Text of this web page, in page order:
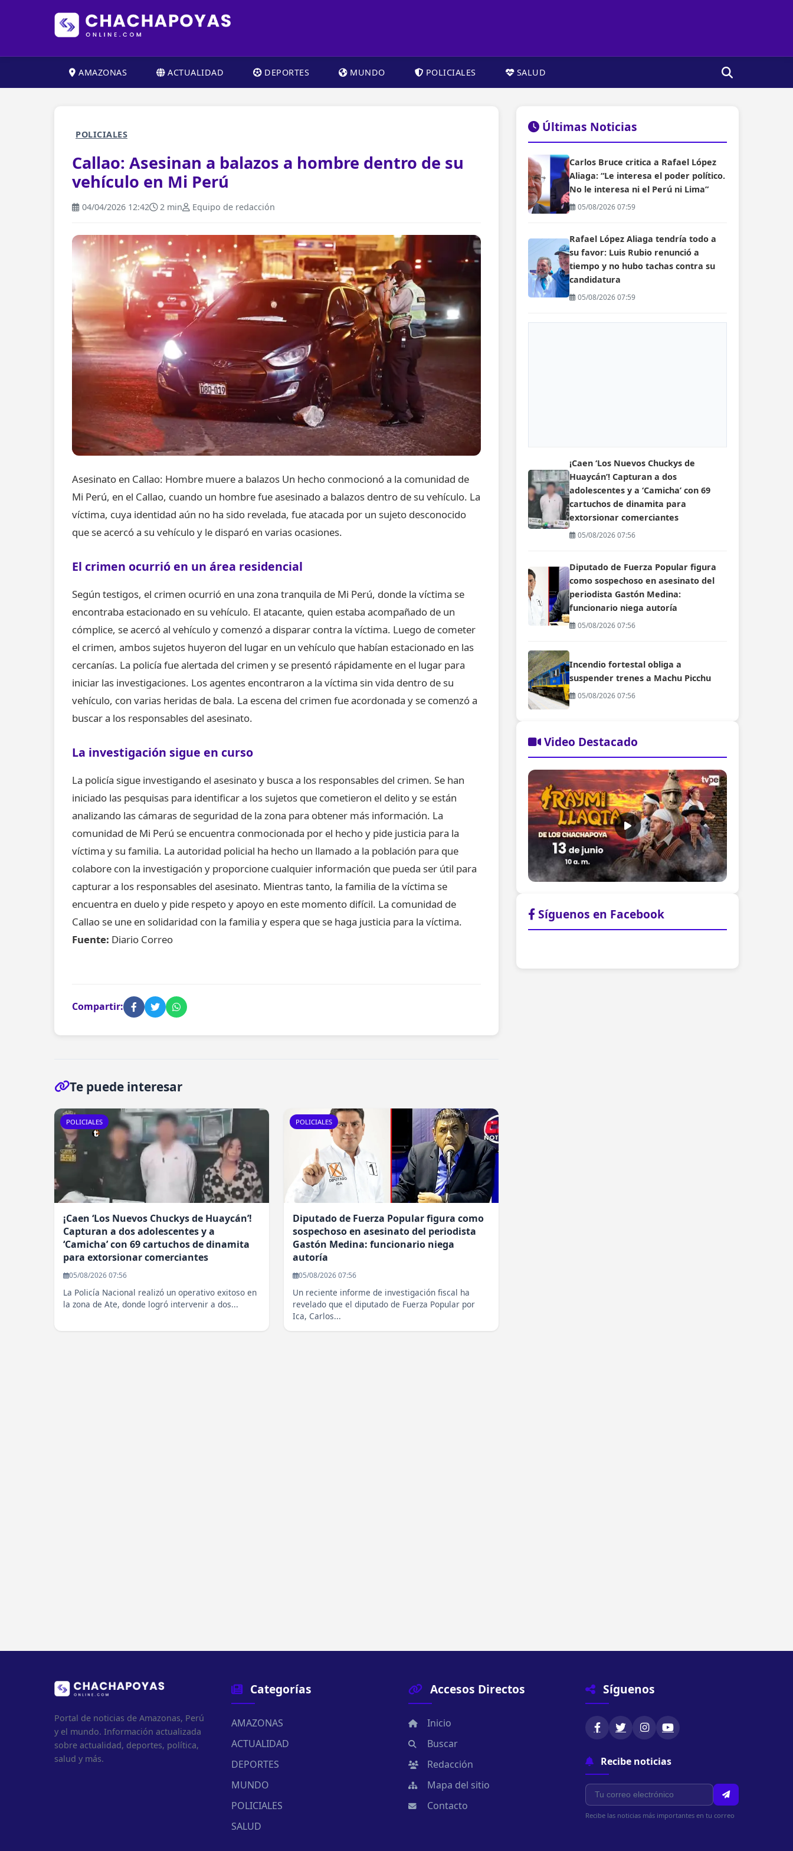
AMAZONAS ACTUALIDAD DEPORTES MUNDO POLICIALES SALUD
POLICIALES
Callao: Asesinan a balazos a hombre dentro de su
vehículo en Mi Perú
04/04/2026 12:42 2 min Equipo de redacción
Asesinato en Callao: Hombre muere a balazos Un hecho conmocionó a la comunidad de
Mi Perú, en el Callao, cuando un hombre fue asesinado a balazos dentro de su vehículo. La
víctima, cuya identidad aún no ha sido revelada, fue atacada por un sujeto desconocido
que se acercó a su vehículo y le disparó en varias ocasiones.
El crimen ocurrió en un área residencial
Según testigos, el crimen ocurrió en una zona tranquila de Mi Perú, donde la víctima se
encontraba estacionado en su vehículo. El atacante, quien estaba acompañado de un
cómplice, se acercó al vehículo y comenzó a disparar contra la víctima. Luego de cometer
el crimen, ambos sujetos huyeron del lugar en un vehículo que habían estacionado en las
cercanías. La policía fue alertada del crimen y se presentó rápidamente en el lugar para
iniciar las investigaciones. Los agentes encontraron a la víctima sin vida dentro de su
vehículo, con varias heridas de bala. La escena del crimen fue acordonada y se comenzó a
buscar a los responsables del asesinato.
La investigación sigue en curso
La policía sigue investigando el asesinato y busca a los responsables del crimen. Se han
iniciado las pesquisas para identificar a los sujetos que cometieron el delito y se están
analizando las cámaras de seguridad de la zona para obtener más información. La
comunidad de Mi Perú se encuentra conmocionada por el hecho y pide justicia para la
víctima y su familia. La autoridad policial ha hecho un llamado a la población para que
colabore con la investigación y proporcione cualquier información que pueda ser útil para
capturar a los responsables del asesinato. Mientras tanto, la familia de la víctima se
encuentra en duelo y pide respeto y apoyo en este momento difícil. La comunidad de
Callao se une en solidaridad con la familia y espera que se haga justicia para la víctima.
Fuente: Diario Correo
Compartir:
Te puede interesar
POLICIALES
¡Caen ‘Los Nuevos Chuckys de Huaycán’!
Capturan a dos adolescentes y a
‘Camicha’ con 69 cartuchos de dinamita
para extorsionar comerciantes
05/08/2026 07:56
La Policía Nacional realizó un operativo exitoso en
la zona de Ate, donde logró intervenir a dos...
POLICIALES
Diputado de Fuerza Popular figura como
sospechoso en asesinato del periodista
Gastón Medina: funcionario niega
autoría
05/08/2026 07:56
Un reciente informe de investigación fiscal ha
revelado que el diputado de Fuerza Popular por
Ica, Carlos...
Últimas Noticias
Carlos Bruce critica a Rafael López
Aliaga: “Le interesa el poder político.
No le interesa ni el Perú ni Lima”
05/08/2026 07:59
Rafael López Aliaga tendría todo a
su favor: Luis Rubio renunció a
tiempo y no hubo tachas contra su
candidatura
05/08/2026 07:59
¡Caen ‘Los Nuevos Chuckys de
Huaycán’! Capturan a dos
adolescentes y a ‘Camicha’ con 69
cartuchos de dinamita para
extorsionar comerciantes
05/08/2026 07:56
Diputado de Fuerza Popular figura
como sospechoso en asesinato del
periodista Gastón Medina:
funcionario niega autoría
05/08/2026 07:56
Incendio fortestal obliga a
suspender trenes a Machu Picchu
05/08/2026 07:56
Video Destacado
Síguenos en Facebook
Portal de noticias de Amazonas, Perú
y el mundo. Información actualizada
sobre actualidad, deportes, política,
salud y más.
Categorías
AMAZONAS
ACTUALIDAD
DEPORTES
MUNDO
POLICIALES
SALUD
Accesos Directos
Inicio
Buscar
Redacción
Mapa del sitio
Contacto
Síguenos
Recibe noticias
Recibe las noticias más importantes en tu correo